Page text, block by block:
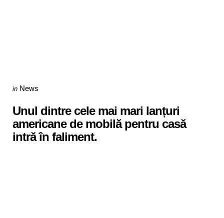
Categories
Posted
in News
Unul dintre cele mai mari lanțuri
americane de mobilă pentru casă
intră în faliment.